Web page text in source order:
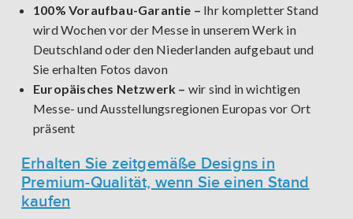
100% Voraufbau-Garantie – Ihr kompletter Stand
wird Wochen vor der Messe in unserem Werk in
Deutschland oder den Niederlanden aufgebaut und
Sie erhalten Fotos davon
Europäisches Netzwerk – wir sind in wichtigen
Messe- und Ausstellungsregionen Europas vor Ort
präsent
Erhalten Sie zeitgemäße Designs in
Premium-Qualität, wenn Sie einen Stand
kaufen